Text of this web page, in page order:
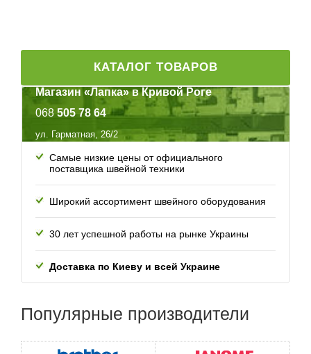
КАТАЛОГ ТОВАРОВ
Магазин «Лапка» в Кривой Роге
068 505 78 64
ул. Гарматная, 26/2
Самые низкие цены от официального
поставщика швейной техники
Широкий ассортимент швейного оборудования
30 лет успешной работы на рынке Украины
Доставка по Киеву и всей Украине
Популярные производители